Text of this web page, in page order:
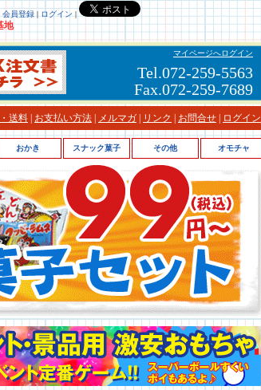
会員登録| ログイン |
地
マイページへログイン
Tel.072-259-5563
Fax.072-259-7689
送料 お支払い方法 メルマガ リンク お問合せ ログイン